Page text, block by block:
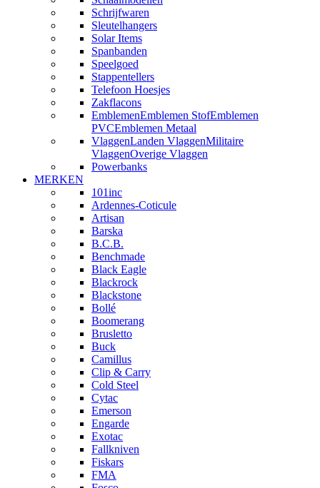
Schrijfwaren
Sleutelhangers
Solar Items
Spanbanden
Speelgoed
Stappentellers
Telefoon Hoesjes
Zakflacons
EmblemenEmblemen StofEmblemen
PVCEmblemen Metaal
VlaggenLanden VlaggenMilitaire
VlaggenOverige Vlaggen
Powerbanks
MERKEN
101inc
Ardennes-Coticule
Artisan
Barska
B.C.B.
Benchmade
Black Eagle
Blackrock
Blackstone
Bollé
Boomerang
Brusletto
Buck
Camillus
Clip & Carry
Cold Steel
Cytac
Emerson
Engarde
Exotac
Fallkniven
Fiskars
FMA